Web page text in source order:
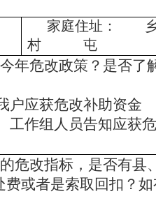
家庭住址：
村 屯
今年危改政策？是否了
户应获危改补助
工作组人员告知应获
的危改指标，是否有县
或者是索取回扣？